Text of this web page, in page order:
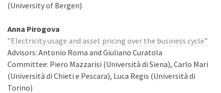
(University of Bergen)
Anna Pirogova
”Electricity usage and asset pricing over the business cycle”
Advisors: Antonio Roma and Giuliano Curatola
Committee: Piero Mazzarisi (Università di Siena), Carlo Mari
(Università di Chieti e Pescara), Luca Regis (Università di
Torino)